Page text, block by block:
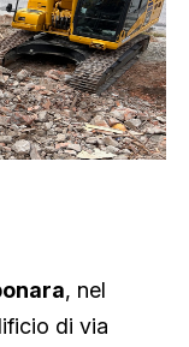
, nel
di via